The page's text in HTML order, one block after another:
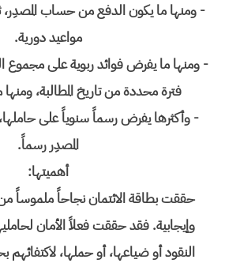
- ومنها ما يكون الدفع من حساب المصدِر،
مواعيد دورية.
- ومنها ما يفرض فوائد ربوية على مجموع
فترة محددة من تاريخ المطالبة،
- وأكثرها يفرض رسماً سنوياً على
المصدِر رسماً.
أهميتها:
حققت بطاقة الائتمان نجاحاً ملموساً
وإيجابية. فقد حققت فعلاً الأمان
النقود أو ضياعها، أو حملها،